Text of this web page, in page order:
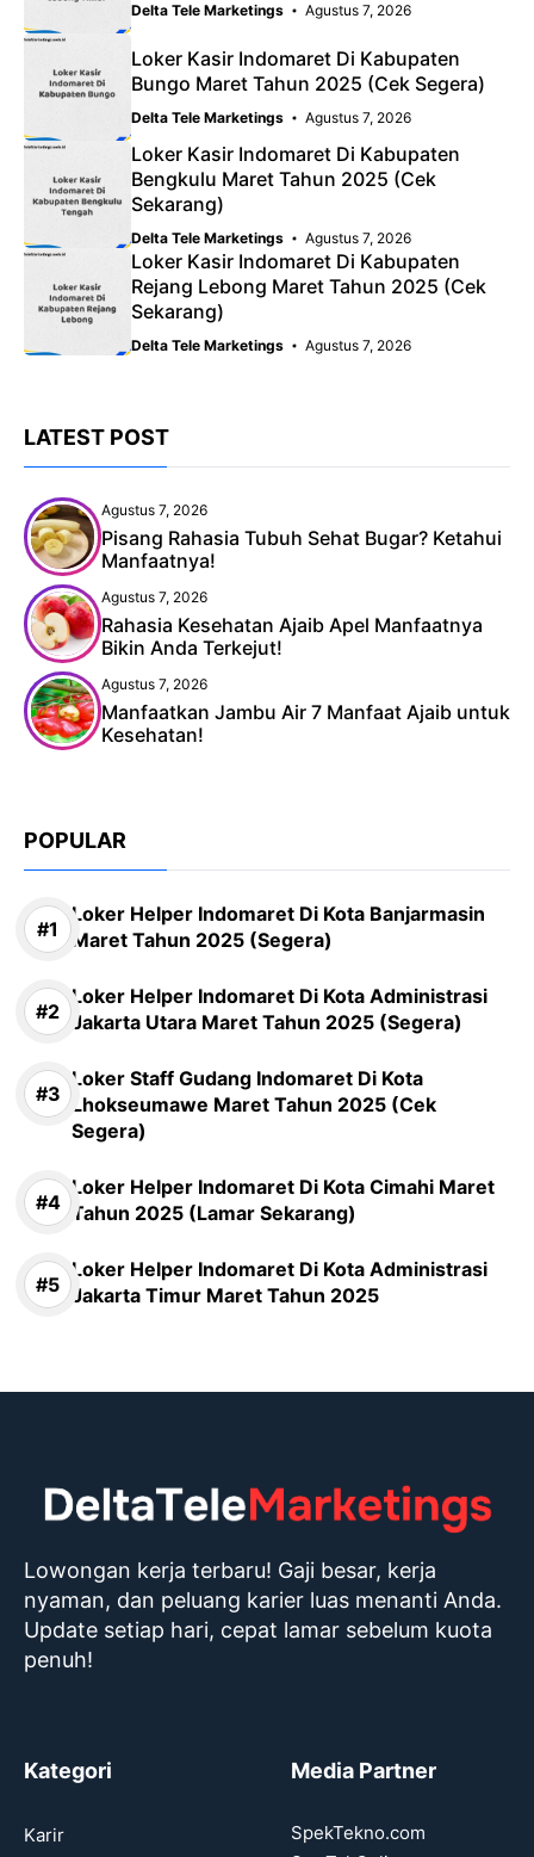
Delta Tele Marketings Agustus 7, 2026
Loker Kasir Indomaret Di Kabupaten
Bungo Maret Tahun 2025 (Cek Segera)
Delta Tele Marketings Agustus 7, 2026
Loker Kasir Indomaret Di Kabupaten
Bengkulu Maret Tahun 2025 (Cek
Sekarang)
Delta Tele Marketings Agustus 7, 2026
Loker Kasir Indomaret Di Kabupaten
Rejang Lebong Maret Tahun 2025 (Cek
Sekarang)
Delta Tele Marketings Agustus 7, 2026
LATEST POST
Agustus 7, 2026
Pisang Rahasia Tubuh Sehat Bugar? Ketahui
Manfaatnya!
Agustus 7, 2026
Rahasia Kesehatan Ajaib Apel Manfaatnya
Bikin Anda Terkejut!
Agustus 7, 2026
Manfaatkan Jambu Air 7 Manfaat Ajaib untuk
Kesehatan!
POPULAR
Loker Helper Indomaret Di Kota Banjarmasin
Maret Tahun 2025 (Segera)
Loker Helper Indomaret Di Kota Administrasi
Jakarta Utara Maret Tahun 2025 (Segera)
Loker Staff Gudang Indomaret Di Kota
Lhokseumawe Maret Tahun 2025 (Cek
Segera)
Loker Helper Indomaret Di Kota Cimahi Maret
Tahun 2025 (Lamar Sekarang)
Loker Helper Indomaret Di Kota Administrasi
Jakarta Timur Maret Tahun 2025
Lowongan kerja terbaru! Gaji besar, kerja
nyaman, dan peluang karier luas menanti Anda.
Update setiap hari, cepat lamar sebelum kuota
penuh!
Kategori
Karir
Media Partner
SpekTekno.com